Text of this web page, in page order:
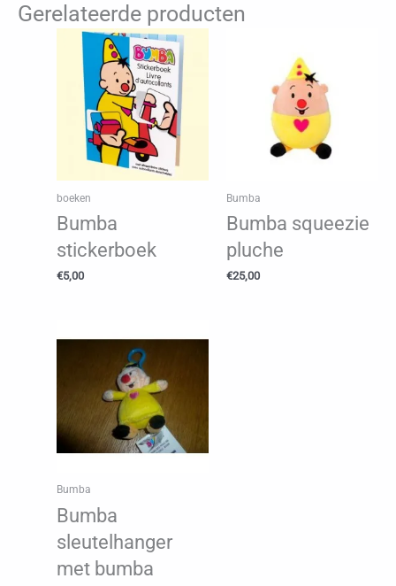
Gerelateerde producten
boeken
Bumba
stickerboek
€5,00
Bumba
Bumba squeezie
pluche
€25,00
Bumba
Bumba
sleutelhanger
met bumba